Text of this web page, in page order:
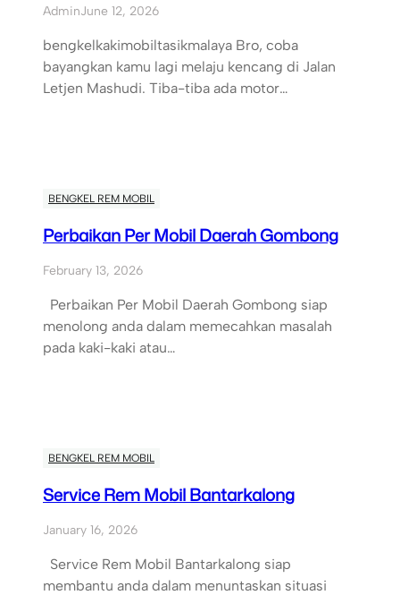
AdminJune 12, 2026
bengkelkakimobiltasikmalaya Bro, coba
bayangkan kamu lagi melaju kencang di Jalan
Letjen Mashudi. Tiba-tiba ada motor…
BENGKEL REM MOBIL
Perbaikan Per Mobil Daerah Gombong
February 13, 2026
Perbaikan Per Mobil Daerah Gombong siap
menolong anda dalam memecahkan masalah
pada kaki-kaki atau…
BENGKEL REM MOBIL
Service Rem Mobil Bantarkalong
January 16, 2026
Service Rem Mobil Bantarkalong siap
membantu anda dalam menuntaskan situasi